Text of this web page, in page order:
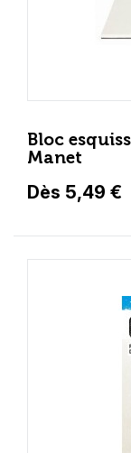
Bloc
Manet
Dès 5,49 €